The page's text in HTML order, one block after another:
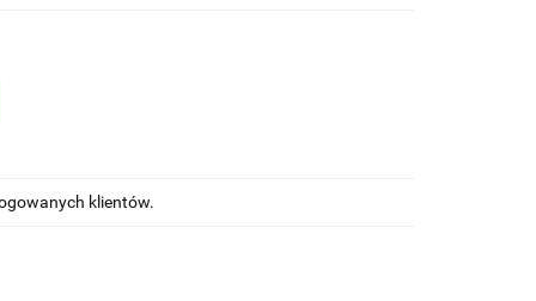
klientów.